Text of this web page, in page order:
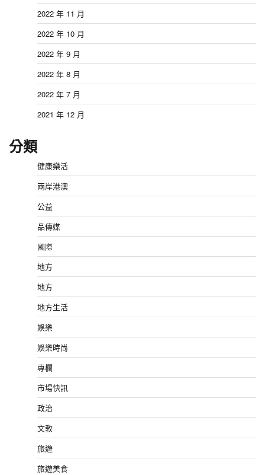
2022 年 11 月
2022 年 10 月
2022 年 9 月
2022 年 8 月
2022 年 7 月
2021 年 12 月
分類
健康樂活
兩岸港澳
公益
品傳媒
國際
地方
地方
地方生活
娛樂
娛樂時尚
專欄
市場快訊
政治
文教
旅遊
旅遊美食